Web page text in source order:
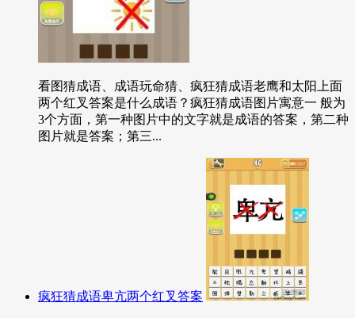
看图猜成语、成语玩命猜、疯狂猜成语老鹰和太阳上面
两个红叉答案是什么成语？疯狂猜成语图片寓意一 般为
3个方面，第一种图片中的文字就是成语的答案，第二种
图片就是答案；第三...
疯狂猜成语卑亢两个红叉答案